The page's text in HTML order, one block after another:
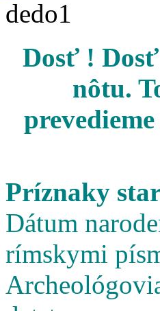
Dosť ! Dosť
nôtu.
Príznaky
Dátum
rímskymi